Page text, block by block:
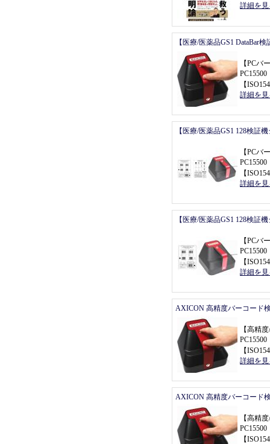
詳細を
【医療/医薬品GS1 DataBar
【PCバ
【
詳細を
【医療/医薬品GS1 128検証
【PCバ
【
詳細を
【医療/医薬品GS1 128検証
【PCバ
【
詳細を
AXICON 高精度バーコード
【高精
【
詳細を
AXICON 高精度バーコード
【高精
【